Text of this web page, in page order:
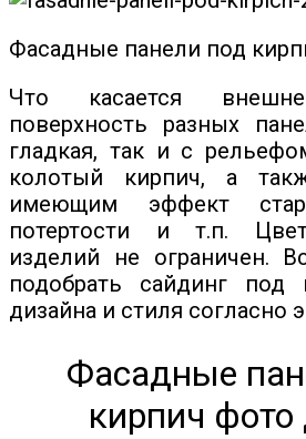
Фасадные панели под
Что касается
поверхность разных
гладкая, так и с
колотый кирпич, а
имеющим эффект
потертости и т.п.
изделий не ограничен.
подобрать сайдинг под
дизайна и стиля согласно
Фасадные
кирпич